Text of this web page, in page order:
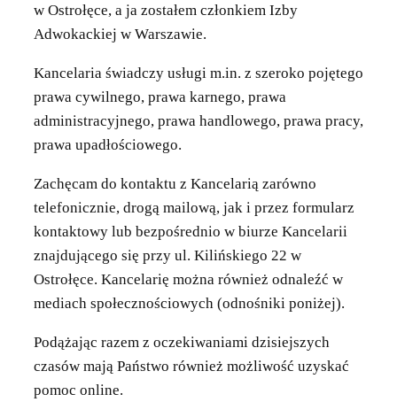
w Ostrołęce, a ja zostałem członkiem Izby
Adwokackiej w Warszawie.
Kancelaria świadczy usługi m.in. z szeroko pojętego
prawa cywilnego, prawa karnego, prawa
administracyjnego, prawa handlowego, prawa pracy,
prawa upadłościowego.
Zachęcam do kontaktu z Kancelarią zarówno
telefonicznie, drogą mailową, jak i przez formularz
kontaktowy lub bezpośrednio w biurze Kancelarii
znajdującego się przy ul. Kilińskiego 22 w
Ostrołęce. Kancelarię można również odnaleźć w
mediach społecznościowych (odnośniki poniżej).
Podążając razem z oczekiwaniami dzisiejszych
czasów mają Państwo również możliwość uzyskać
pomoc online.